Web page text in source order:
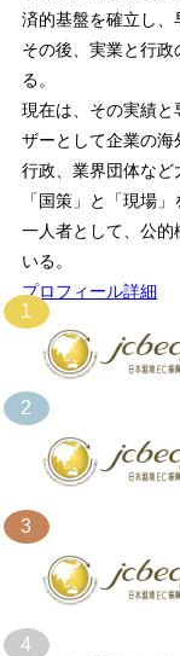
済的基盤を確立し、
その後、実業と行
る。
現在は、その実績と
ザーとして企業の海
行政、業界団体など
「国策」と「現場
一人者として、公
いる。
プロフィール詳細
1
2
3
4